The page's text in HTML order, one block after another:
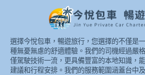
選擇今悅包車，暢遊旅行，您選擇的不僅是
種無憂無慮的舒適體驗。我們的司機經過嚴
僅駕駛技術一流，更具備豐富的本地知識，
建議和行程安排。我們的服務範圍涵蓋台中